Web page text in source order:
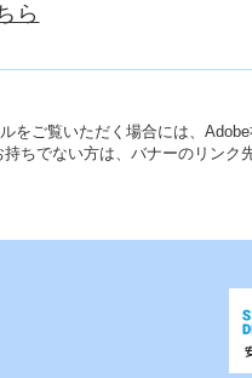
ら
をご覧いただく場合には、
ちでない方は、バナーのリンク